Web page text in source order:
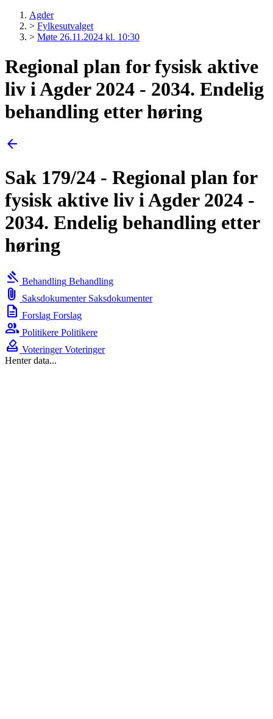
Agder
> Fylkesutvalget
> Møte 26.11.2024 kl. 10:30
Regional plan for fysisk aktive
liv i Agder 2024 - 2034. Endelig
behandling etter høring
arrow_back
Sak 179/24 - Regional plan for
fysisk aktive liv i Agder 2024 -
2034. Endelig behandling etter
høring
gavel Behandling Behandling
attach_file Saksdokumenter Saksdokumenter
description Forslag Forslag
group Politikere Politikere
how_to_vote Voteringer Voteringer
Henter data...